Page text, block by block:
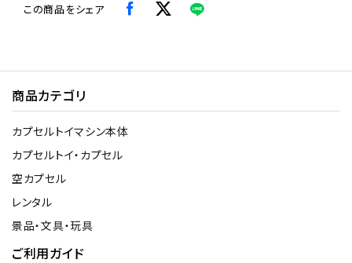
この商品をシェア
商品カテゴリ
カプセルトイマシン本体
カプセルトイ・カプセル
空カプセル
レンタル
景品・文具・玩具
ご利用ガイド